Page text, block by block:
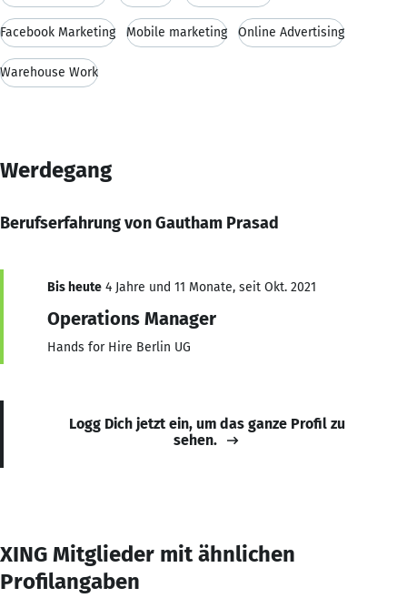
Facebook Marketing Mobile marketing Online Advertising
Warehouse Work
Werdegang
Berufserfahrung von Gautham Prasad
Bis heute 4 Jahre und 11 Monate, seit Okt. 2021
Operations Manager
Hands for Hire Berlin UG
Logg Dich jetzt ein, um das ganze Profil zu
sehen.
XING Mitglieder mit ähnlichen
Profilangaben